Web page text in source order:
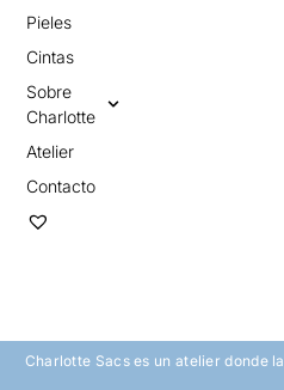
Pieles
Cintas
Sobre
Charlotte
Atelier
Contacto
Charlotte Sacs es un atelier donde